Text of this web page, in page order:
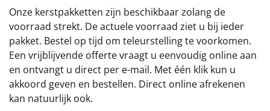
Kerstgeschenken 2026
Relatiegeschenken
Cadeaubon
Per stuk
Onze kerstpakketten zijn beschikbaar zolang de
voorraad strekt. De actuele voorraad ziet u bij ieder
pakket. Bestel op tijd om teleurstelling te voorkomen.
Een vrijblijvende offerte vraagt u eenvoudig online aan
en ontvangt u direct per e-mail. Met één klik kun u
akkoord geven en bestellen. Direct online afrekenen
kan natuurlijk ook.